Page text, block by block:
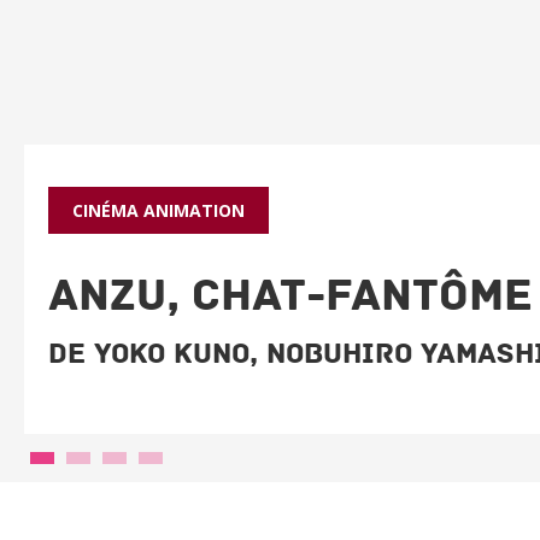
CINÉMA ANIMATION
ANZU, CHAT-FANTÔME
De Yoko Kuno, Nobuhiro